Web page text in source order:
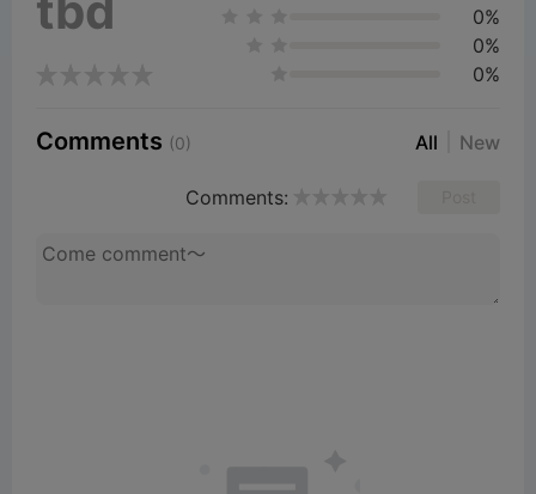
e
0%
0%
0%
Comments (0) All New
Comments: